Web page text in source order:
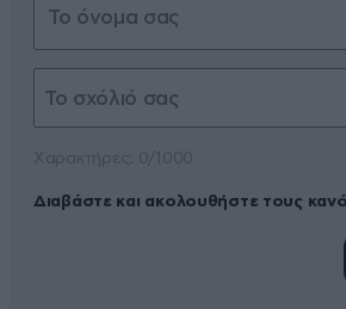
Διαβάστε και ακολουθήστε τους